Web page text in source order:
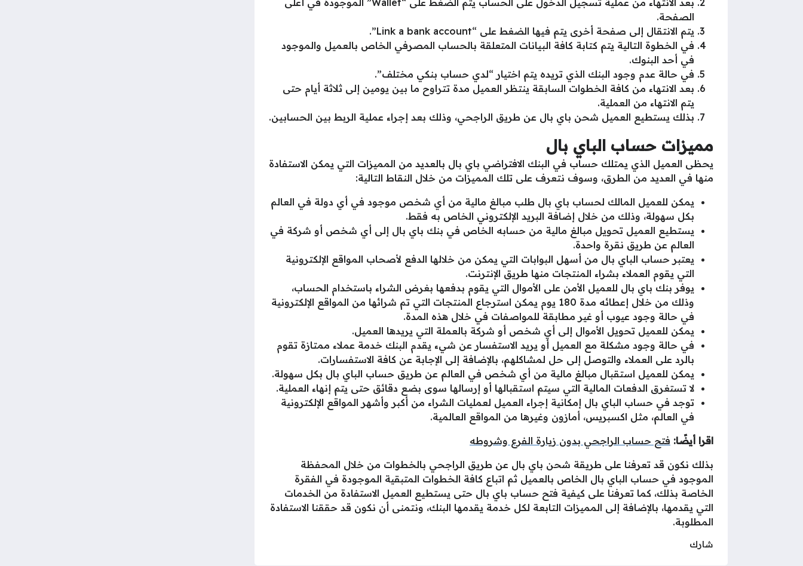
بعد الانتهاء من عملية تسجيل الدخول على الحساب يتم الضغط على “Wallet” الموجودة في أعلى
الصفحة.
يتم الانتقال إلى صفحة أخرى يتم فيها الضغط على “Link a bank account”.
في الخطوة التالية يتم كتابة كافة البيانات المتعلقة بالحساب المصرفي الخاص بالعميل والموجود
في أحد البنوك.
في حالة عدم وجود البنك الذي تريده يتم اختيار “لدي حساب بنكي مختلف”.
بعد الانتهاء من كافة الخطوات السابقة ينتظر العميل مدة تتراوح ما بين يومين إلى ثلاثة أيام حتى
يتم الانتهاء من العملية.
بذلك يستطيع العميل شحن باي بال عن طريق الراجحي، وذلك بعد إجراء عملية الربط بين الحسابين.
مميزات حساب الباي بال
يحظى العميل الذي يمتلك حساب في البنك الافتراضي باي بال بالعديد من المميزات التي يمكن الاستفادة
منها في العديد من الطرق، وسوف نتعرف على تلك المميزات من خلال النقاط التالية:
يمكن للعميل المالك لحساب باي بال طلب مبالغ مالية من أي شخص موجود في أي دولة في العالم
بكل سهولة، وذلك من خلال إضافة البريد الإلكتروني الخاص به فقط.
يستطيع العميل تحويل مبالغ مالية من حسابه الخاص في بنك باي بال إلى أي شخص أو شركة في
العالم عن طريق نقرة واحدة.
يعتبر حساب الباي بال من أسهل البوابات التي يمكن من خلالها الدفع لأصحاب المواقع الإلكترونية
التي يقوم العملاء بشراء المنتجات منها طريق الإنترنت.
يوفر بنك باي بال للعميل الأمن على الأموال التي يقوم بدفعها بغرض الشراء باستخدام الحساب،
وذلك من خلال إعطائه مدة 180 يوم يمكن استرجاع المنتجات التي تم شرائها من المواقع الإلكترونية
في حالة وجود عيوب أو غير مطابقة للمواصفات في خلال هذه المدة.
يمكن للعميل تحويل الأموال إلى أي شخص أو شركة بالعملة التي يريدها العميل.
في حالة وجود مشكلة مع العميل أو يريد الاستفسار عن شيء يقدم البنك خدمة عملاء ممتازة تقوم
بالرد على العملاء والتوصل إلى حل لمشاكلهم، بالإضافة إلى الإجابة عن كافة الاستفسارات.
يمكن للعميل استقبال مبالغ مالية من أي شخص في العالم عن طريق حساب الباي بال بكل سهولة.
لا تستغرق الدفعات المالية التي سيتم استقبالها أو إرسالها سوى بضع دقائق حتى يتم إنهاء العملية.
توجد في حساب الباي بال إمكانية إجراء العميل لعمليات الشراء من أكبر وأشهر المواقع الإلكترونية
في العالم، مثل اكسبريس، أمازون وغيرها من المواقع العالمية.
اقرا أيضًا: فتح حساب الراجحي بدون زيارة الفرع وشروطه
بذلك نكون قد تعرفنا على طريقة شحن باي بال عن طريق الراجحي بالخطوات من خلال المحفظة
الموجود في حساب الباي بال الخاص بالعميل ثم اتباع كافة الخطوات المتبقية الموجودة في الفقرة
الخاصة بذلك، كما تعرفنا على كيفية فتح حساب باي بال حتى يستطيع العميل الاستفادة من الخدمات
التي يقدمها، بالإضافة إلى المميزات التابعة لكل خدمة يقدمها البنك، ونتمنى أن نكون قد حققنا الاستفادة
المطلوبة.
شارك